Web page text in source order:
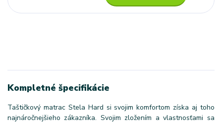
Kompletné špecifikácie
Taštičkový matrac Stela Hard si svojim komfortom získa aj toho
najnáročnejšieho zákazníka. Svojim zložením a vlastnosťami sa